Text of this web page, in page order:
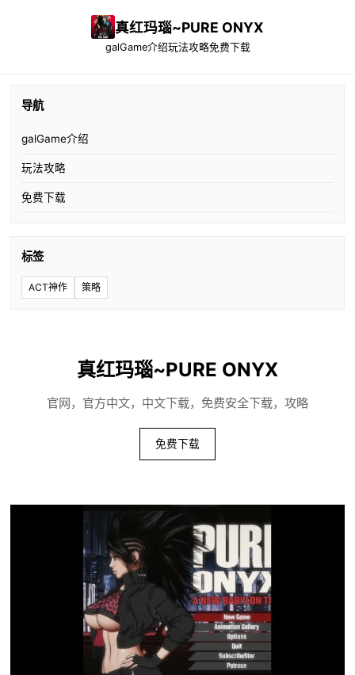
真红玛瑙~PURE ONYX
galGame介绍玩法攻略免费下载
导航
galGame介绍
玩法攻略
免费下载
标签
ACT神作 策略
真红玛瑙~PURE ONYX
官网，官方中文，中文下载，免费安全下载，攻略
免费下载